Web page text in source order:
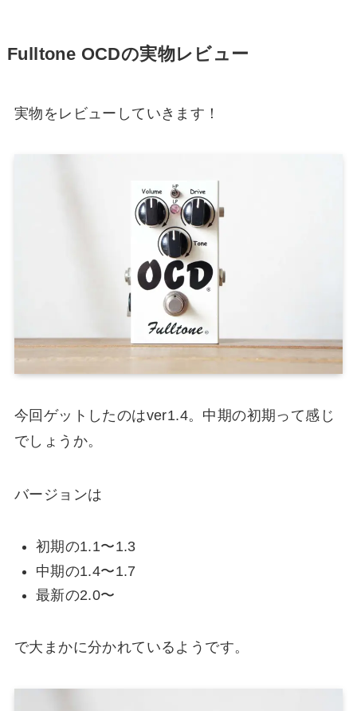
Fulltone OCDの実物レビュー
実物をレビューしていきます！
今回ゲットしたのはver1.4。中期の初期って感じ
でしょうか。
バージョンは
初期の1.1〜1.3
中期の1.4〜1.7
最新の2.0〜
で大まかに分かれているようです。